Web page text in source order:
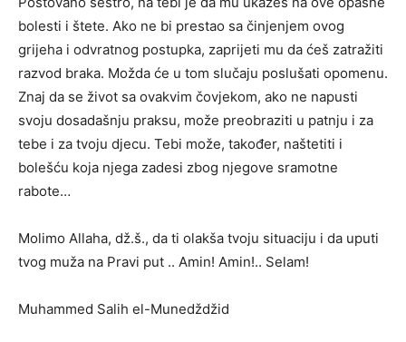
bolesti i štete. Ako ne bi prestao sa činjenjem ovog
grijeha i odvratnog postupka, zaprijeti mu da ćeš zatražiti
razvod braka. Možda će u tom slučaju poslušati opomenu.
Znaj da se život sa ovakvim čovjekom, ako ne napusti
svoju dosadašnju praksu, može preobraziti u patnju i za
tebe i za tvoju djecu. Tebi može, također, naštetiti i
bolešću koja njega zadesi zbog njegove sramotne
rabote…
Molimo Allaha, dž.š., da ti olakša tvoju situaciju i da uputi
tvog muža na Pravi put .. Amin! Amin!.. Selam!
Muhammed Salih el-Munedždžid